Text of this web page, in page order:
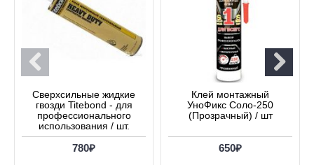
Сверхсильные жидкие
гвозди Titebond - для
профессионального
использования / шт.
780₽
Клей монтажный
УноФикс Соло-250
(Прозрачный) / шт
650₽